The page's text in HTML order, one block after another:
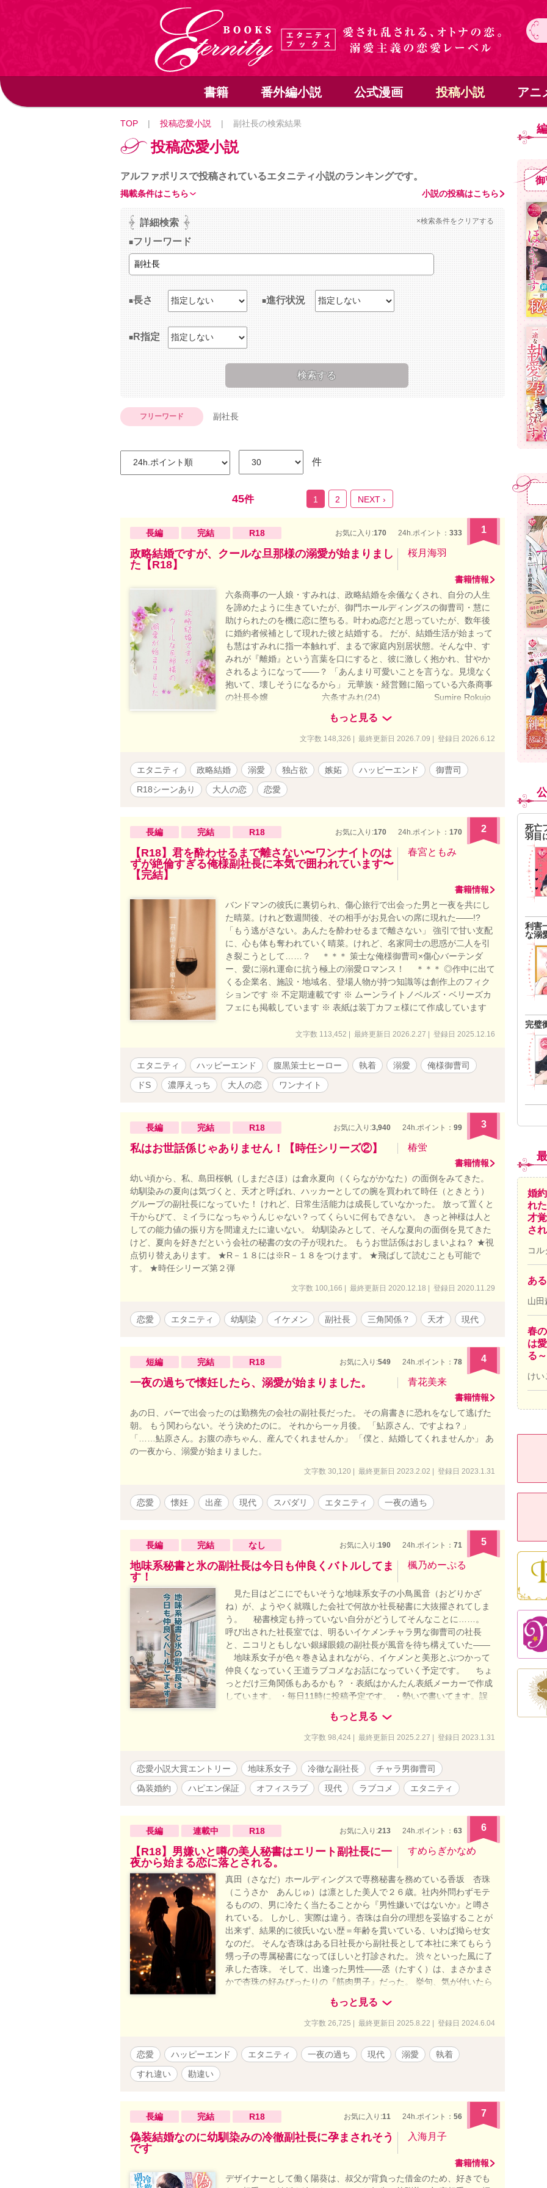
書籍 番外編小説 公式漫画 投稿小説 アニ
TOP | 投稿恋愛小説 | 副社長の検索結果
投稿恋愛小説
アルファポリスで投稿されているエタニティ小説のランキングです。
小説の投稿はこちら
掲載条件はこちら
詳細検索 ×検索条件をクリアする
フリーワード
長さ 進行状況
R指定
フリーワード 副社長
件
45件 1 2 NEXT ›
長編 完結 R18 お気に入り:170 24h.ポイント： 333 1
政略結婚ですが、クールな旦那様の溺愛が始まりまし
た【R18】
桜月海羽
書籍情報
六条商事の一人娘・すみれは、政略結婚を余儀なくされ、自分の人生
を諦めたように生きていたが、御門ホールディングスの御曹司・慧に
助けられたのを機に恋に堕ちる。叶わぬ恋だと思っていたが、数年後
に婚約者候補として現れた彼と結婚する。 だが、結婚生活が始まって
も慧はすみれに指一本触れず、まるで家庭内別居状態。そんな中、す
みれが『離婚』という言葉を口にすると、彼に激しく抱かれ、甘やか
されるようになって――？ 「あんまり可愛いことを言うな。見境なく
抱いて、壊しそうになるから」 元華族・経営難に陥っている六条商事
の社長令嬢 六条すみれ(24) Sumire Rokujo
× 御門ホールディングス御曹司・取締役副社長
御門慧(32) Kei Mikado *・゜:.゜・
*:.。..。.:*・゜・*:.。. .。.:*・゜゜・* .。.:*.。.:*・゜ 愛されなくても、
*:.。..。.:*・゜・*:.。. .:*:. ＼不器用な両片想い夫婦のじれったい恋／
＊執筆期間＊ 2026/3/30～2026/6/7 ＊アルファポリス＊ 2026/6/12〜
2026/7/9 ※こちらの作品は、ベリーズカフェ・エブリスタ（本名義・
Rシーン少なめ）でも公開中です。
もっと見る
文字数 148,326 | 最終更新日 2026.7.09 | 登録日 2026.6.12
エタニティ 政略結婚 溺愛 独占欲 嫉妬 ハッピーエンド
御曹司
R18シーンあり
大人の恋 恋愛
長編 完結 R18 お気に入り:170 24h.ポイント： 170 2
【R18】君を酔わせるまで離さない〜ワンナイトのは
ずが絶倫すぎる俺様副社長に本気で囲われています〜
【完結】
春宮ともみ
書籍情報
バンドマンの彼氏に裏切られ、傷心旅行で出会った男と一夜を共にし
た晴菜。けれど数週間後、その相手がお見合いの席に現れた――!?
「もう逃がさない。あんたを酔わせるまで離さない」 強引で甘い支配
に、心も体も奪われていく晴菜。けれど、名家同士の思惑が二人を引
き裂こうとして……？ ＊＊＊ 策士な俺様御曹司×傷心バーテンダ
ー、愛に溺れ運命に抗う極上の溺愛ロマンス！ ＊＊＊ ◎作中に出て
くる企業名、施設・地域名、登場人物が持つ知識等は創作上のフィク
ションです ※ 不定期連載です ※ ムーンライトノベルズ・ベリーズカ
フェにも掲載しています ※ 表紙は装丁カフェ様にて作成しています
文字数 113,452 | 最終更新日 2026.2.27 | 登録日 2025.12.16
エタニティ ハッピーエンド 腹黒策士ヒーロー 執着 溺愛
俺様御曹司
ドS
濃厚えっち 大人の恋 ワンナイト
長編 完結 R18 お気に入り:3,940 24h.ポイント： 99 3
私はお世話係じゃありません！【時任シリーズ②】 椿蛍
書籍情報
幼い頃から、私、島田桜帆（しまださほ）は倉永夏向（くらながかなた）の面倒をみてきた。
幼馴染みの夏向は気づくと、天才と呼ばれ、ハッカーとしての腕を買われて時任（ときとう）
グループの副社長になっていた！ けれど、日常生活能力は成長していなかった。 放って置くと
干からびて、ミイラになっちゃうんじゃない？ってくらいに何もできない。 きっと神様は人と
しての能力値の振り方を間違えたに違いない。 幼馴染みとして、そんな夏向の面倒を見てきた
けど、夏向を好きだという会社の秘書の女の子が現れた。 もうお世話係はおしまいよね？ ★視
点切り替えあります。 ★R－１８には※R－１８をつけます。 ★飛ばして読むことも可能で
す。 ★時任シリーズ第２弾
文字数 100,166 | 最終更新日 2020.12.18 | 登録日 2020.11.29
恋愛 エタニティ 幼馴染 イケメン 副社長 三角関係？ 天才 現代
短編 完結 R18 お気に入り:549 24h.ポイント： 78 4
一夜の過ちで懐妊したら、溺愛が始まりました。 青花美来
書籍情報
あの日、バーで出会ったのは勤務先の会社の副社長だった。 その肩書きに恐れをなして逃げた
朝。 もう関わらない。そう決めたのに。 それから一ヶ月後。 「鮎原さん、ですよね？」
「……鮎原さん。お腹の赤ちゃん、産んでくれませんか」 「僕と、結婚してくれませんか」 あ
の一夜から、溺愛が始まりました。
文字数 30,120 | 最終更新日 2023.2.02 | 登録日 2023.1.31
恋愛 懐妊 出産 現代 スパダリ エタニティ 一夜の過ち
長編 完結 なし お気に入り:190 24h.ポイント： 71 5
地味系秘書と氷の副社長は今日も仲良くバトルしてま
す！
楓乃めーぷる
見た目はどこにでもいそうな地味系女子の小鳥風音（おどりかざ
ね）が、ようやく就職した会社で何故か社長秘書に大抜擢されてしま
う。 秘書検定も持っていない自分がどうしてそんなことに……。
呼び出された社長室では、明るいイケメンチャラ男な御曹司の社長
と、ニコリともしない銀縁眼鏡の副社長が風音を待ち構えていた――
地味系女子が色々巻き込まれながら、イケメンと美形とぶつかって
仲良くなっていく王道ラブコメなお話になっていく予定です。 ちょ
っとだけ三角関係もあるかも？ ・表紙はかんたん表紙メーカーで作成
しています。 ・毎日11時に投稿予定です。 ・勢いで書いてます。誤
のお話も加筆訂正する場合があります。
もっと見る
文字数 98,424 | 最終更新日 2025.2.27 | 登録日 2023.1.31
恋愛小説大賞エントリー 地味系女子 冷徹な副社長
チャラ男御曹司
偽装婚約
ハピエン保証 オフィスラブ 現代 ラブコメ エタニティ
長編 連載中 R18 お気に入り:213 24h.ポイント： 63 6
【R18】男嫌いと噂の美人秘書はエリート副社長に一
夜から始まる恋に落とされる。
すめらぎかなめ
真田（さなだ）ホールディングスで専務秘書を務めている香坂 杏珠
（こうさか あんじゅ）は凛とした美人で２６歳。社内外問わずモテ
るものの、男に冷たく当たることから『男性嫌いではないか』と噂さ
れている。 しかし、実際は違う。杏珠は自分の理想を妥協することが
出来ず、結果的に彼氏いない歴＝年齢を貫いている、いわば拗らせ女
なのだ。 そんな杏珠はある日社長から副社長として本社に来てもらう
甥っ子の専属秘書になってほしいと打診された。 渋々といった風に了
承した杏珠。 そして、出逢った男性――丞（たすく）は、まさかまさ
かで杏珠の好みぴったりの『筋肉男子』だった。 挙句、気が付いたら
嘘』が原因で、杏珠は危機に陥る。 後継者と名高いエリート副社長×
凛とした美人秘書（拗らせ女）の身体から始まる現代ラブ。 ▼掲載先
もっと見る
文字数 26,725 | 最終更新日 2025.8.22 | 登録日 2024.6.04
恋愛 ハッピーエンド エタニティ 一夜の過ち 現代 溺愛
執着
すれ違い
勘違い
長編 完結 R18 お気に入り:11 24h.ポイント： 56 7
偽装結婚なのに幼馴染みの冷徹副社長に孕まされそう
です
入海月子
書籍情報
デザイナーとして働く陽葵は、叔父が背負った借金のため、好きでも
死亡
羽目
利害
な溺
完璧
婚
れ
才
さ
コル
あ
山田
春
は
る～
けい